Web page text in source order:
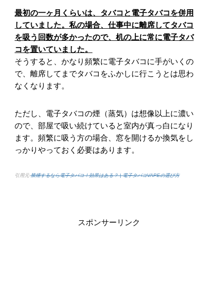
最初の一ヶ月くらいは、タバコと電子タバコを併用
していました。私の場合、仕事中に離席してタバコ
を吸う回数が多かったので、机の上に常に電子タバ
コを置いていました。
そうすると、かなり頻繁に電子タバコに手がいくの
で、離席してまでタバコをふかしに行こうとは思わ
なくなります。
ただし、電子タバコの煙（蒸気）は想像以上に濃い
ので、部屋で吸い続けていると室内が真っ白になり
ます。頻繁に吸う方の場合、窓を開けるか換気をし
っかりやっておく必要はあります。
引用元-禁煙するなら電子タバコ！効果はある？ | 電子タバコVAPEの選び方
スポンサーリンク